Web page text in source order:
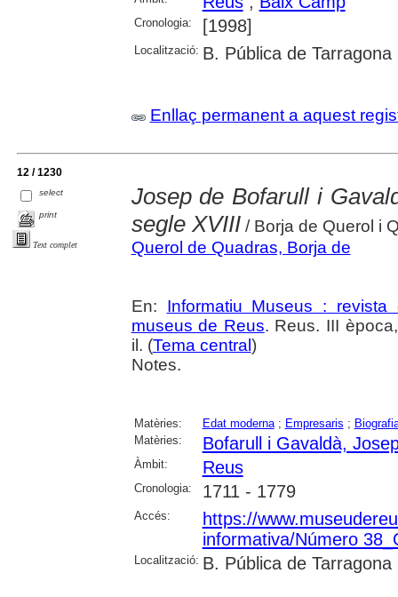
Cronologia: [1998]
Localització: B. Pública de Tarragona
Enllaç permanent a aquest
12 / 1230
select
print
Text complet
Josep de Bofarull i
segle XVIII / Borja de Querol i
Querol de Quadras, Borja de
En: Informatiu Museus :
museus de Reus. Reus. III
il. (Tema central)
Notes.
Matèries: Edat moderna; Empresaris ;
Matèries:
Bofarull i Gavaldà,
Àmbit: Reus
Cronologia: 1711 - 1779
Accés:
https://
informativa/Número
Localització: B. Pública de Tarragona